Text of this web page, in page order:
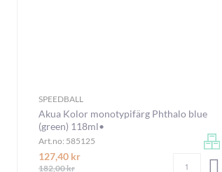
LÄGG I VARUKORGEN
SPEEDBALL
Akua Kolor monotypifärg Phthalo blue
(green) 118ml•
Art.no: 585125
127,40 kr
182,00 kr